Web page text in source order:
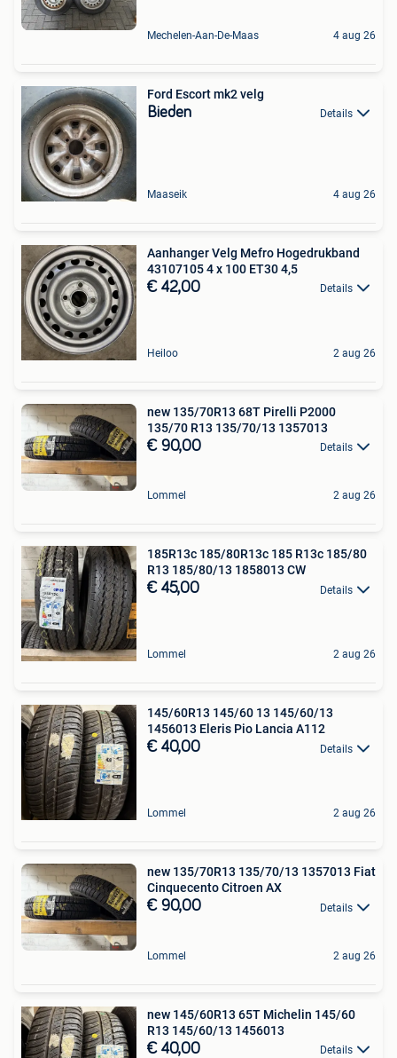
Mechelen-Aan-De-Maas 4 aug 26
Ford Escort mk2 velg
Bieden Details
Maaseik 4 aug 26
Aanhanger Velg Mefro Hogedrukband
43107105 4 x 100 ET30 4,5
€ 42,00 Details
Heiloo 2 aug 26
new 135/70R13 68T Pirelli P2000
135/70 R13 135/70/13 1357013
€ 90,00 Details
Lommel 2 aug 26
185R13c 185/80R13c 185 R13c 185/80
R13 185/80/13 1858013 CW
€ 45,00 Details
Lommel 2 aug 26
145/60R13 145/60 13 145/60/13
1456013 Eleris Pio Lancia A112
€ 40,00 Details
Lommel 2 aug 26
new 135/70R13 135/70/13 1357013 Fiat
Cinquecento Citroen AX
€ 90,00 Details
Lommel 2 aug 26
new 145/60R13 65T Michelin 145/60
R13 145/60/13 1456013
€ 40,00 Details